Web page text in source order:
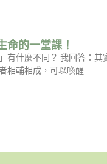
命的一堂課！
有什麼不同？ 我回答：
相輔相成，可以喚醒